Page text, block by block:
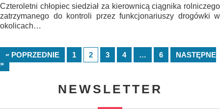
Czteroletni chłopiec siedział za kierownicą ciągnika rolniczego
zatrzymanego do kontroli przez funkcjonariuszy drogówki w
okolicach…
« POPRZEDNIE 1 2 3 4 … 6
NASTĘPNE
»
NEWSLETTER